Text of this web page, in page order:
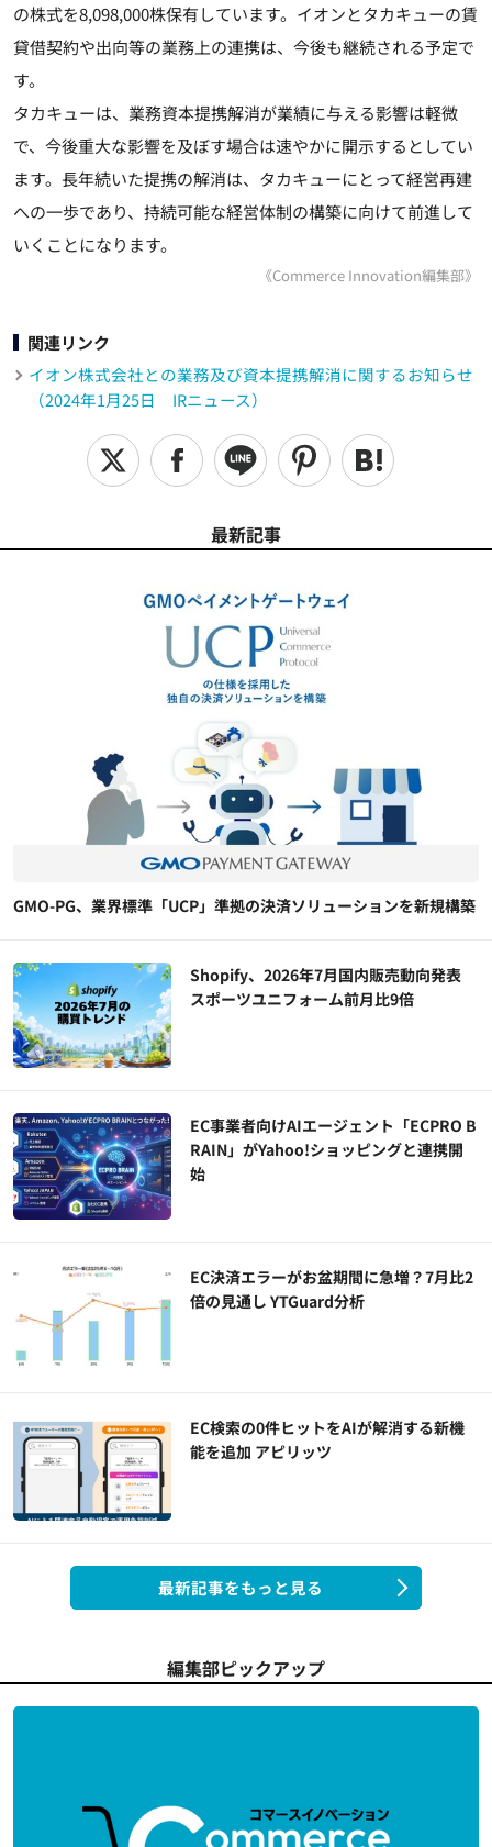
の株式を8,098,000株保有しています。イオンとタカキューの賃
貸借契約や出向等の業務上の連携は、今後も継続される予定で
す。
タカキューは、業務資本提携解消が業績に与える影響は軽微
で、今後重大な影響を及ぼす場合は速やかに開示するとしてい
ます。長年続いた提携の解消は、タカキューにとって経営再建
への一歩であり、持続可能な経営体制の構築に向けて前進して
いくことになります。
《Commerce Innovation編集部》
関連リンク
イオン株式会社との業務及び資本提携解消に関するお知らせ
（2024年1月25日 IRニュース）
最新記事
GMO-PG、業界標準「UCP」準拠の決済ソリューションを新規構築
Shopify、2026年7月国内販売動向発表
スポーツユニフォーム前月比9倍
EC事業者向けAIエージェント「ECPRO B
RAIN」がYahoo!ショッピングと連携開
始
EC決済エラーがお盆期間に急増？7月比2
倍の見通し YTGuard分析
EC検索の0件ヒットをAIが解消する新機
能を追加 アピリッツ
最新記事をもっと見る
編集部ピックアップ